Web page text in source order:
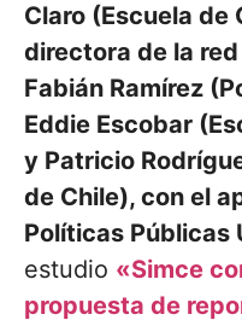
Claro (Escuela de
directora de la
Fabián Ramírez
Eddie Escobar
y Patricio
de Chile), con el
Políticas Públicas
estudio «Simce
propuesta de